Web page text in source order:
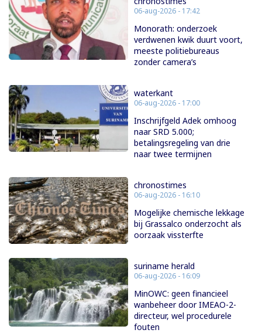
06-aug-2026 - 17:42
Monorath: onderzoek
verdwenen kwik duurt voort,
meeste politiebureaus
zonder camera’s
waterkant
06-aug-2026 - 17:00
Inschrijfgeld Adek omhoog
naar SRD 5.000;
betalingsregeling van drie
naar twee termijnen
chronostimes
06-aug-2026 - 16:10
Mogelijke chemische lekkage
bij Grassalco onderzocht als
oorzaak vissterfte
suriname herald
06-aug-2026 - 16:09
MinOWC: geen financieel
wanbeheer door IMEAO-2-
directeur, wel procedurele
fouten